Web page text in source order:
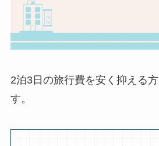
2泊3日の旅行費を安く抑える
す。